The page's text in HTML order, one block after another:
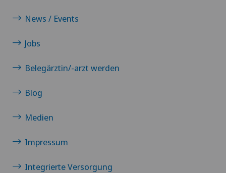
News / Events
Jobs
Belegärztin/-arzt werden
Blog
Medien
Impressum
Integrierte Versorgung